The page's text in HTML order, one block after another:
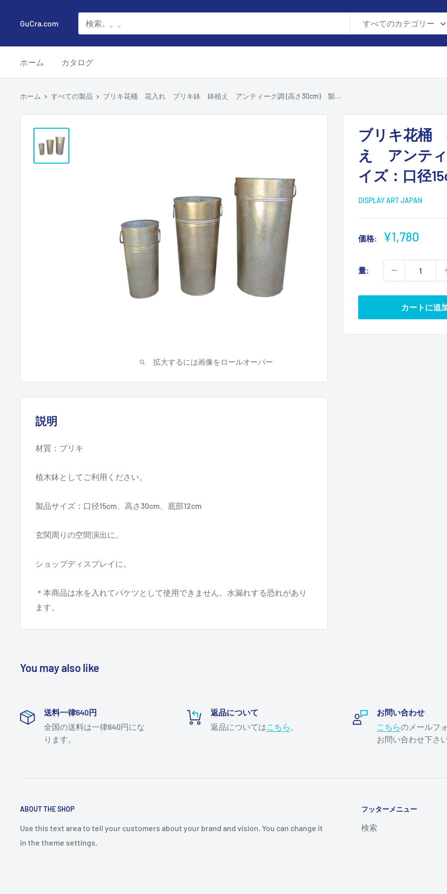
に
GuCra.com すべてのカテゴリー
ホーム カタログ
ホーム すべての製品 ブリキ花桶 花入れ ブリキ鉢 鉢植え アンティーク調 (高さ30cm) 製...
拡大するには画像をロールオーバー
ブリキ花
え アンテ
イズ：口径
DISPLAY ART JAPAN
価格:
販
価
格
¥1,780
量:
カートに追
説明
材質：ブリキ
植木鉢としてご利用ください。
製品サイズ：口径15cm、高さ30cm、底部12cm
玄関周りの空間演出に。
ショップディスプレイに。
＊本商品は水を入れてバケツとして使用できません。水漏れする恐れがあり
ます。
You may also like
送料一律640円
全国の送料は一律640円にな
ります。
返品について
返品についてはこちら 。
お問い合わせ
こちらのメールフ
お問い合わせ下さ
ABOUT THE SHOP
Use this text area to tell your customers about your brand and vision. You can change it
in the theme settings.
フッターメニュー
検索